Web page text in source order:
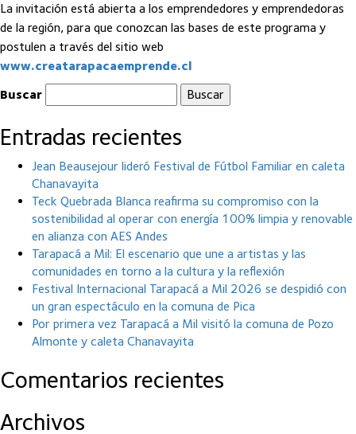
La invitación está abierta a los emprendedores y emprendedoras
de la región, para que conozcan las bases de este programa y
postulen a través del sitio web
www.creatarapacaemprende.cl
Buscar
Entradas recientes
Jean Beausejour lideró Festival de Fútbol Familiar en caleta
Chanavayita
Teck Quebrada Blanca reafirma su compromiso con la
sostenibilidad al operar con energía 100% limpia y renovable
en alianza con AES Andes
Tarapacá a Mil: El escenario que une a artistas y las
comunidades en torno a la cultura y la reflexión
Festival Internacional Tarapacá a Mil 2026 se despidió con
un gran espectáculo en la comuna de Pica
Por primera vez Tarapacá a Mil visitó la comuna de Pozo
Almonte y caleta Chanavayita
Comentarios recientes
Archivos